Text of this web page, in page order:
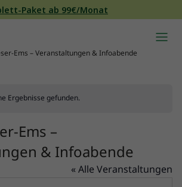
Paket ab 99€/Monat
Ems – Veranstaltungen & Infoabende
Ergebnisse gefunden.
Ems –
& Infoabende
« Alle Veranstaltungen